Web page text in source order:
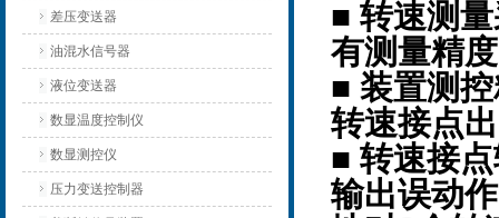
差压变送器
油混水信号器
液位变送器
数显温度控制仪
数显测控仪
压力变送控制器
■ 转速测
有测量精
■ 装置测
转速接点
■ 转速接
输出误动